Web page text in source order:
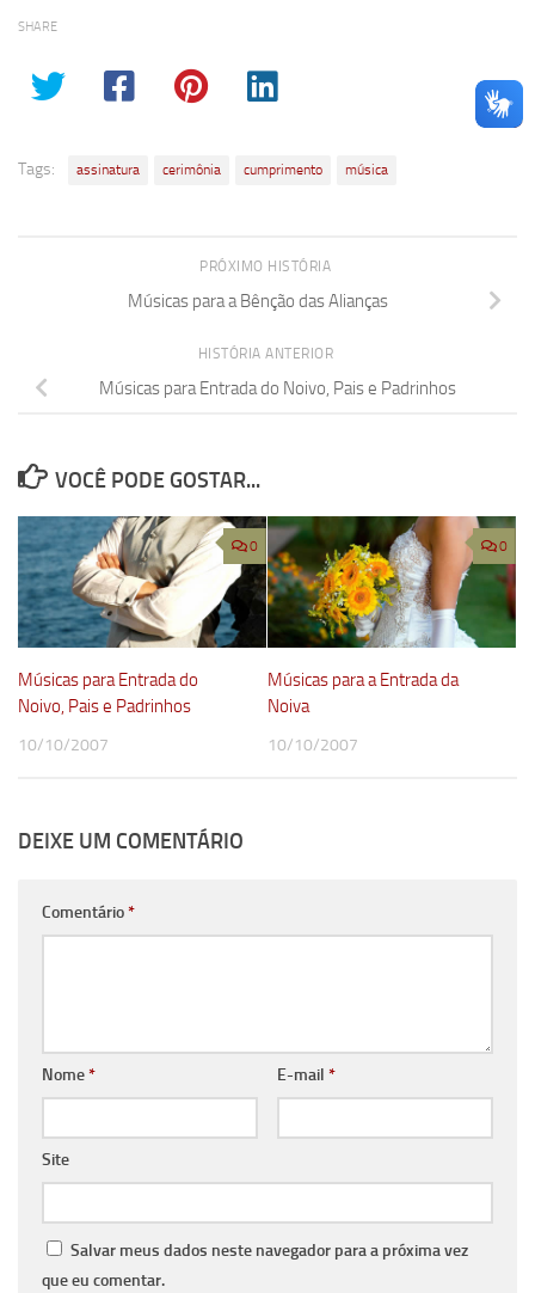
SHARE
Tags: assinatura cerimônia cumprimento música
PRÓXIMO HISTÓRIA
Músicas para a Bênção das Alianças
HISTÓRIA ANTERIOR
Músicas para Entrada do Noivo, Pais e Padrinhos
VOCÊ PODE GOSTAR...
0
Músicas para Entrada do
Noivo, Pais e Padrinhos
10/10/2007
0
Músicas para a Entrada da
Noiva
10/10/2007
DEIXE UM COMENTÁRIO
Comentário*
Nome* E-mail *
Site
Salvar meus dados neste navegador para a próxima vez
que eu comentar.